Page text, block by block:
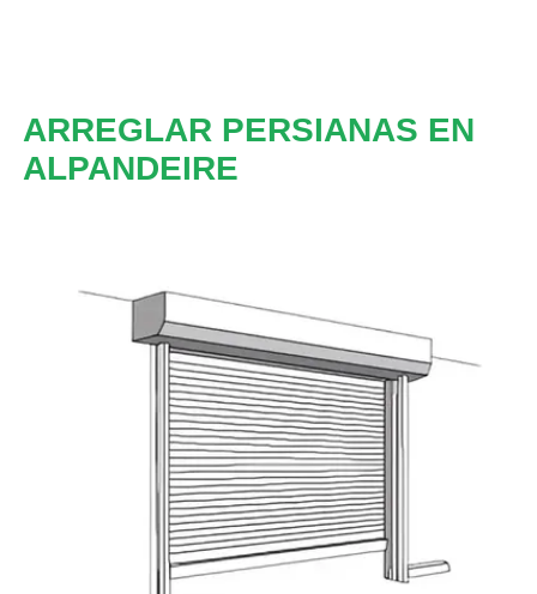
ARREGLAR PERSIANAS EN
ALPANDEIRE